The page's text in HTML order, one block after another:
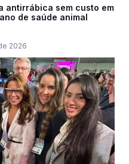
antirrábica sem custo em
de saúde animal
2026